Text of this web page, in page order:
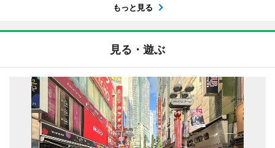
もっと見る
見る・遊ぶ